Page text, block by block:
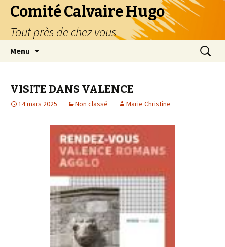
Comité Calvaire Hugo
Tout près de chez vous
Menu
VISITE DANS VALENCE
14 mars 2025 Non classé Marie Christine